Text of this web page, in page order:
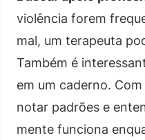
violência forem
mal, um terapeuta
Também é
em um caderno.
notar padrões e
mente funciona